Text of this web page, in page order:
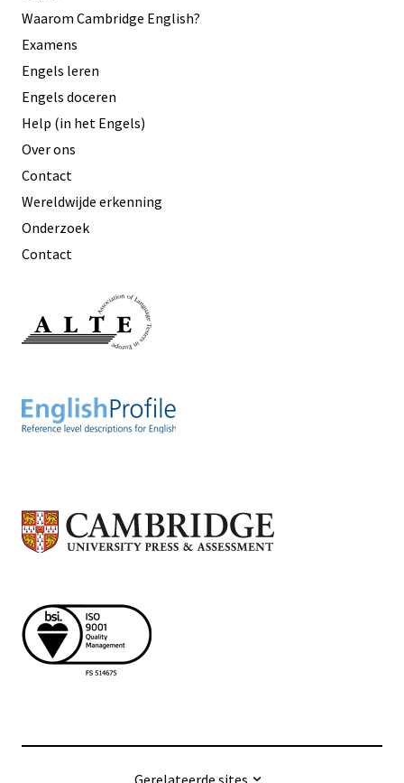
Waarom Cambridge English?
Examens
Engels leren
Engels doceren
Help (in het Engels)
Over ons
Contact
Wereldwijde erkenning
Onderzoek
Contact